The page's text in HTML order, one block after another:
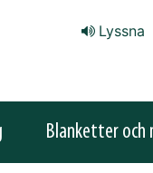
Lyssna
Blanketter och